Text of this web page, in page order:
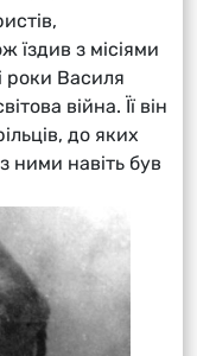
їздив з місіями
роки Василя
війна. Її він
до яких
ними навіть був